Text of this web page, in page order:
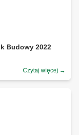
Budowy 2022
Czytaj więcej →